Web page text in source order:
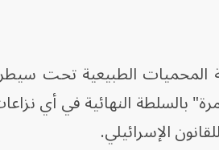
الطبيعية تحت
بالسلطة النهائية في أي
الإسرائيلي.